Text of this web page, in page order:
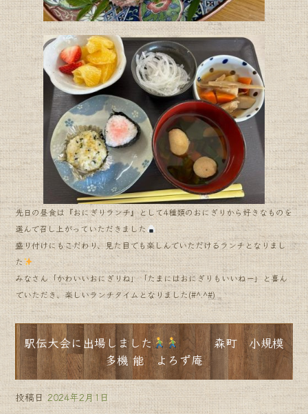
先日の昼食は『おにぎりランチ』として4種類のおにぎりから好きなものを
選んで召し上がっていただきました
盛り付けにもこだわり、見た目でも楽しんでいただけるランチとなりまし
た
みなさん「かわいいおにぎりね」「たまにはおにぎりもいいねー」と喜ん
でいただき、楽しいランチタイムとなりました(#^.^#)
駅伝大会に出場しました
森町 小規模
多機 能 よろず庵
投稿日 2024年2月1日